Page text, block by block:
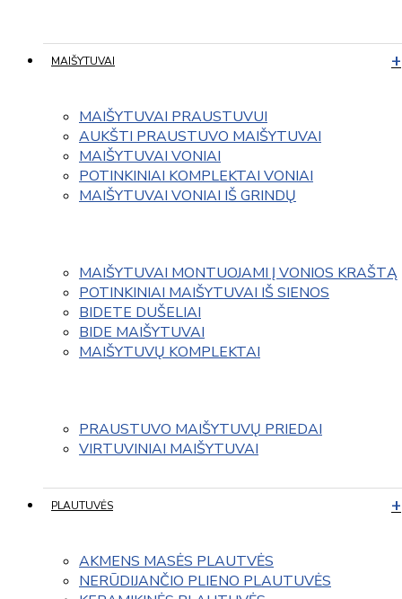
MAIŠYTUVAI
MAIŠYTUVAI PRAUSTUVUI
AUKŠTI PRAUSTUVO MAIŠYTUVAI
MAIŠYTUVAI VONIAI
POTINKINIAI KOMPLEKTAI VONIAI
MAIŠYTUVAI VONIAI IŠ GRINDŲ
MAIŠYTUVAI MONTUOJAMI Į VONIOS KRAŠTĄ
POTINKINIAI MAIŠYTUVAI IŠ SIENOS
BIDETE DUŠELIAI
BIDE MAIŠYTUVAI
MAIŠYTUVŲ KOMPLEKTAI
PRAUSTUVO MAIŠYTUVŲ PRIEDAI
VIRTUVINIAI MAIŠYTUVAI
PLAUTUVĖS
AKMENS MASĖS PLAUTVĖS
NERŪDIJANČIO PLIENO PLAUTUVĖS